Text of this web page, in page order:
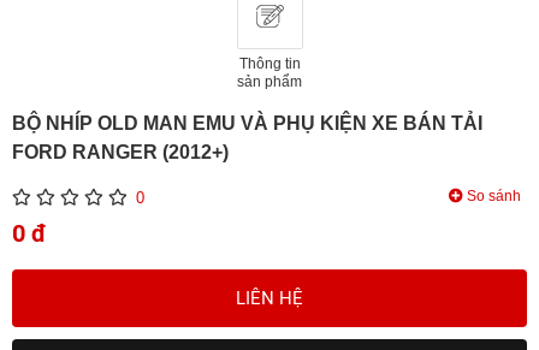
Thông tin
sản phẩm
BỘ NHÍP OLD MAN EMU VÀ PHỤ KIỆN XE BÁN TẢI
FORD RANGER (2012+)
0 So sánh
0 đ
LIÊN HỆ